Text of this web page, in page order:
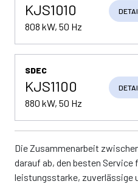
KJS1010
808 kW, 50 Hz
SDEC
KJS1100
880 kW, 50 Hz
Die Zusammenarbeit
darauf ab, den besten Service
leistungsstarke, zuverlässige